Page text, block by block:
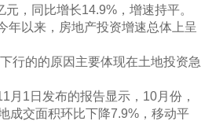
，同比增长14.9%，增速持平。
以来，房地产投资增速总体上呈
的的原因主要体现在土地投资急
1日发布的报告显示，10月份，
成交面积环比下降7.9%，移动平